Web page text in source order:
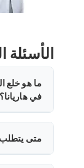
الأسئلة
ما هو خلع
في هاريانا؟
العنقيين
أرون
متى يتطلب
الجراحة